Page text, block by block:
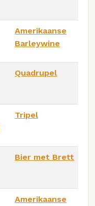
Amerikaanse
Barleywine
Quadrupel
Tripel
Bier met Brett
Amerikaanse